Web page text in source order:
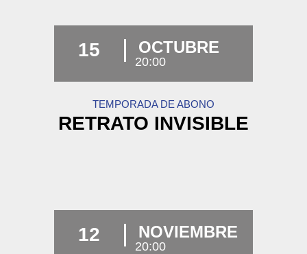
15 OCTUBRE
20:00
TEMPORADA DE ABONO
RETRATO INVISIBLE
12 NOVIEMBRE
20:00